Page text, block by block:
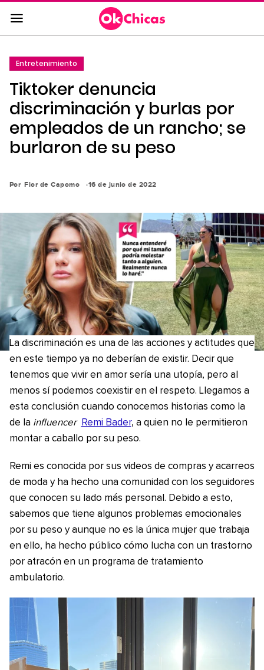
Saltar
al
contenido
la
navegación
principal
Entretenimiento
Tiktoker denuncia
discriminación y burlas por
empleados de un rancho; se
burlaron de su peso
Por Flor de Capomo 16 de junio de 2022
La discriminación es una de las acciones y actitudes que
en este tiempo ya no deberían de existir. Decir que
tenemos que vivir en amor sería una utopía, pero al
menos sí podemos coexistir en el respeto. Llegamos a
esta conclusión cuando conocemos historias como la
de la influencer Remi Bader, a quien no le permitieron
montar a caballo por su peso.
Remi es conocida por sus videos de compras y acarreos
de moda y ha hecho una comunidad con los seguidores
que conocen su lado más personal. Debido a esto,
sabemos que tiene algunos problemas emocionales
por su peso y aunque no es la única mujer que trabaja
en ello, ha hecho público cómo lucha con un trastorno
por atracón en un programa de tratamiento
ambulatorio.